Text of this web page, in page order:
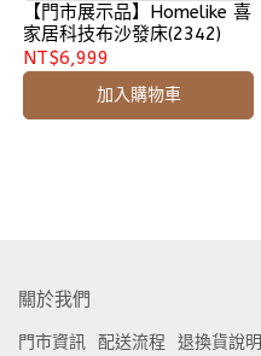
【門市展示品】Homelike 喜
家居科技布沙發床(2342)
NT$6,999
加入購物車
關於我們
門市資訊 配送流程 退換貨說明